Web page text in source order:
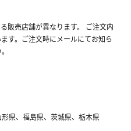
販売店舗が異なります。 ご注文内
す。ご注文時にメールにてお知ら
県、福島県、茨城県、栃木県